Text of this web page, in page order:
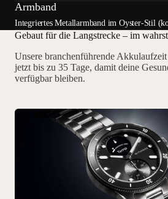
Armband
Integriertes Metallarmband im Oyster-Stil
Gebaut für die Langstrecke – im
Unsere branchenführende
jetzt bis zu 35 Tage, damit deine
verfügbar bleiben.